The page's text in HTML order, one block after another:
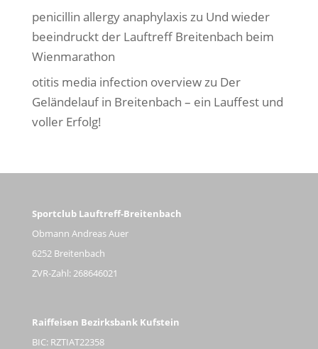
penicillin allergy anaphylaxiszu Und wieder
beeindruckt der Lauftreff Breitenbach beim
Wienmarathon
otitis media infection overviewzu Der
Geländelauf in Breitenbach – ein Lauffest und
voller Erfolg!
Sportclub Lauftreff-Breitenbach
Obmann Andreas Auer
6252 Breitenbach
ZVR-Zahl: 268646021
Raiffeisen Bezirksbank Kufstein
BIC: RZTIAT22358